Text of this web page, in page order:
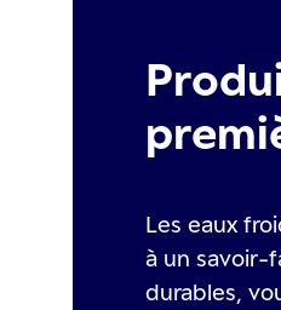
Les eaux
à un savoir-
durables,